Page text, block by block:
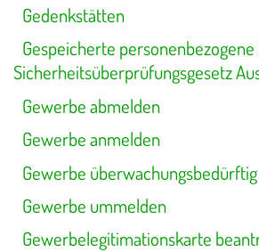
Gedenkstätten
Gespeicherte
Sicherheitsüberprüfungsgesetz
Gewerbe abmelden
Gewerbe anmelden
Gewerbe überwachungsbedürftig
Gewerbe ummelden
Gewerbelegitimationskarte